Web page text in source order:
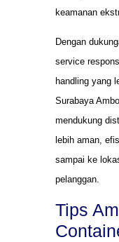
keamanan
Dengan
service
handling yang
Surabaya
mendukung
lebih aman,
sampai ke
pelanggan.
Tips